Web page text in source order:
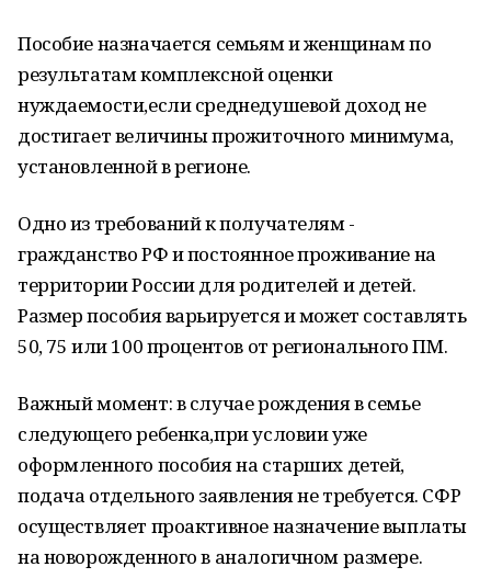
Пособие назначается семьям и женщинам по
результатам комплексной оценки
нуждаемости,если среднедушевой доход не
достигает величины прожиточного минимума,
установленной в регионе.
Одно из требований к получателям -
гражданство РФ и постоянное проживание на
территории России для родителей и детей.
Размер пособия варьируется и может составлять
50, 75 или 100 процентов от регионального ПМ.
Важный момент: в случае рождения в семье
следующего ребенка,при условии уже
оформленного пособия на старших детей,
подача отдельного заявления не требуется. СФР
осуществляет проактивное назначение выплаты
на новорожденного в аналогичном размере.